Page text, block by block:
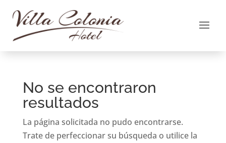
No se encontraron
resultados
La página solicitada no pudo encontrarse.
Trate de perfeccionar su búsqueda o utilice la